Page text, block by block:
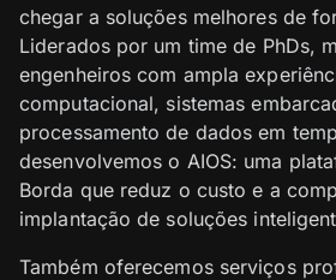
chegar a soluções melhores de
Liderados por um time de PhDs,
engenheiros com ampla
computacional, sistemas
processamento de dados em
desenvolvemos o AIOS: uma
Borda que reduz o custo e a
implantação de soluções
Também oferecemos serviços